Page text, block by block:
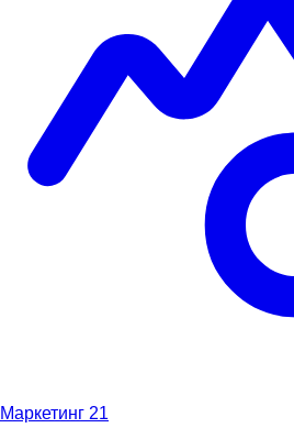
Маркетинг 21